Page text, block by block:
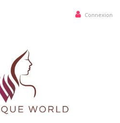
Connexion